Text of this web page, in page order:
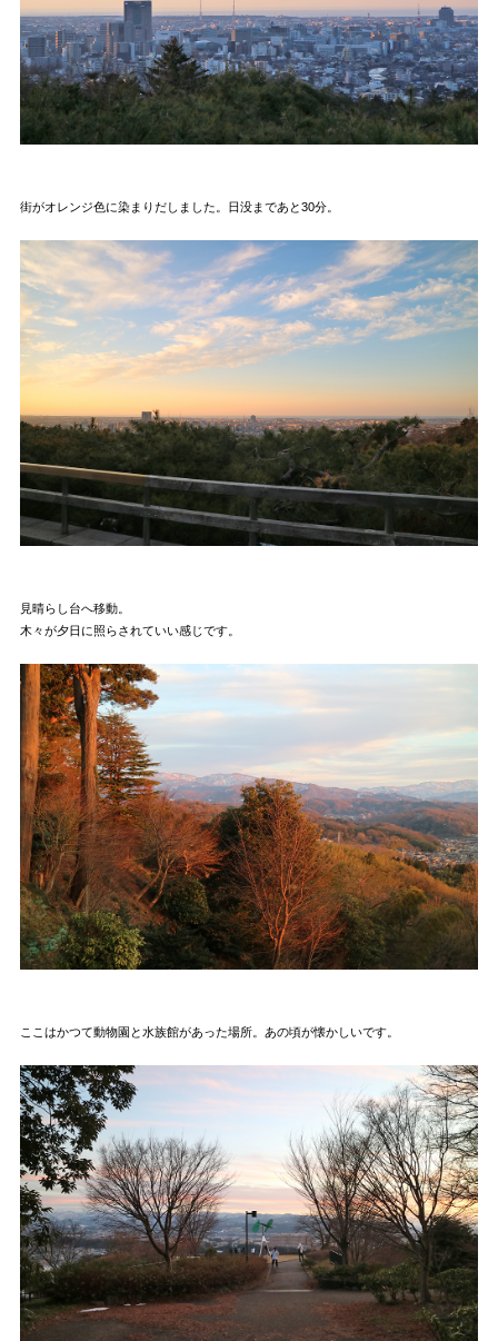
街がオレンジ色に染まりだしました。日没まであと30分。
見晴らし台へ移動。
木々が夕日に照らされていい感じです。
ここはかつて動物園と水族館があった場所。あの頃が懐かしいです。